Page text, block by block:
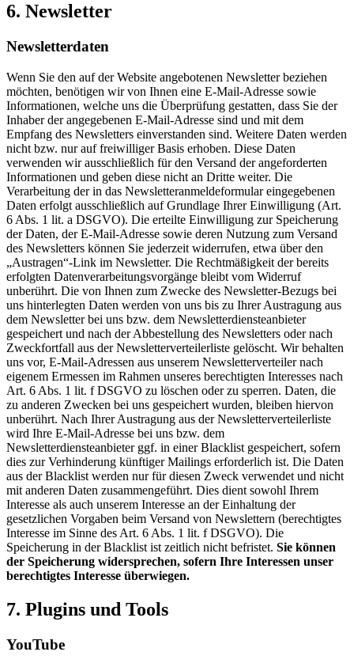
6. Newsletter
Newsletter­daten
Wenn Sie den auf der Website angebotenen Newsletter beziehen
möchten, benötigen wir von Ihnen eine E-Mail-Adresse sowie
Informationen, welche uns die Überprüfung gestatten, dass Sie der
Inhaber der angegebenen E-Mail-Adresse sind und mit dem
Empfang des Newsletters einverstanden sind. Weitere Daten werden
nicht bzw. nur auf freiwilliger Basis erhoben. Diese Daten
verwenden wir ausschließlich für den Versand der angeforderten
Informationen und geben diese nicht an Dritte weiter. Die
Verarbeitung der in das Newsletteranmeldeformular eingegebenen
Daten erfolgt ausschließlich auf Grundlage Ihrer Einwilligung (Art.
6 Abs. 1 lit. a DSGVO). Die erteilte Einwilligung zur Speicherung
der Daten, der E-Mail-Adresse sowie deren Nutzung zum Versand
des Newsletters können Sie jederzeit widerrufen, etwa über den
„Austragen“-Link im Newsletter. Die Rechtmäßigkeit der bereits
erfolgten Datenverarbeitungsvorgänge bleibt vom Widerruf
unberührt. Die von Ihnen zum Zwecke des Newsletter-Bezugs bei
uns hinterlegten Daten werden von uns bis zu Ihrer Austragung aus
dem Newsletter bei uns bzw. dem Newsletterdiensteanbieter
gespeichert und nach der Abbestellung des Newsletters oder nach
Zweckfortfall aus der Newsletterverteilerliste gelöscht. Wir behalten
uns vor, E-Mail-Adressen aus unserem Newsletterverteiler nach
eigenem Ermessen im Rahmen unseres berechtigten Interesses nach
Art. 6 Abs. 1 lit. f DSGVO zu löschen oder zu sperren. Daten, die
zu anderen Zwecken bei uns gespeichert wurden, bleiben hiervon
unberührt. Nach Ihrer Austragung aus der Newsletterverteilerliste
wird Ihre E-Mail-Adresse bei uns bzw. dem
Newsletterdiensteanbieter ggf. in einer Blacklist gespeichert, sofern
dies zur Verhinderung künftiger Mailings erforderlich ist. Die Daten
aus der Blacklist werden nur für diesen Zweck verwendet und nicht
mit anderen Daten zusammengeführt. Dies dient sowohl Ihrem
Interesse als auch unserem Interesse an der Einhaltung der
gesetzlichen Vorgaben beim Versand von Newslettern (berechtigtes
Interesse im Sinne des Art. 6 Abs. 1 lit. f DSGVO). Die
Speicherung in der Blacklist ist zeitlich nicht befristet. Sie können
der Speicherung widersprechen, sofern Ihre Interessen unser
berechtigtes Interesse überwiegen.
7. Plugins und Tools
YouTube